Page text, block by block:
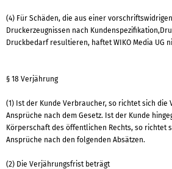
(4) Für Schäden, die aus einer
Druckerzeugnissen nach
Druckbedarf resultieren, haftet WIKO Media UG
§ 18 Verjährung
(1) Ist der Kunde Verbraucher, so richtet sich die
Ansprüche nach dem Gesetz. Ist der Kunde
Körperschaft des öffentlichen Rechts, so richtet
Ansprüche nach den folgenden Absätzen.
(2) Die Verjährungsfrist beträgt